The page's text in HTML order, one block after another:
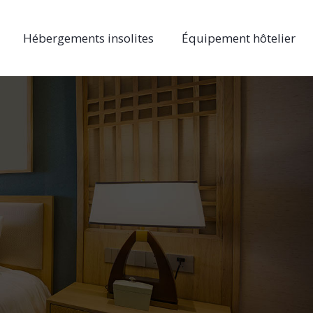
Hébergements insolites Équipement hôtelier